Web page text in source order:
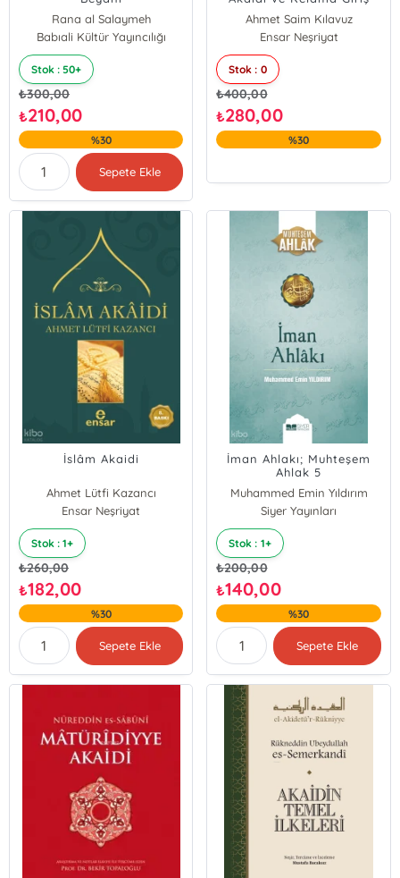
Yansımalar;Kelâmî-Felsefî
Tasavvurlar
Rana al Salaymeh
Babıali Kültür Yayıncılığı
Stok : 50+
₺300,00
₺210,00
%30
Sepete Ekle
Ahmet Saim Kılavuz
Ensar Neşriyat
Stok : 0
₺400,00
₺280,00
%30
İslâm Akaidi
Ahmet Lütfi Kazancı
Ensar Neşriyat
Stok : 1+
₺260,00
₺182,00
%30
Sepete Ekle
İman Ahlakı; Muhteşem
Ahlak 5
Muhammed Emin Yıldırım
Siyer Yayınları
Stok : 1+
₺200,00
₺140,00
%30
Sepete Ekle